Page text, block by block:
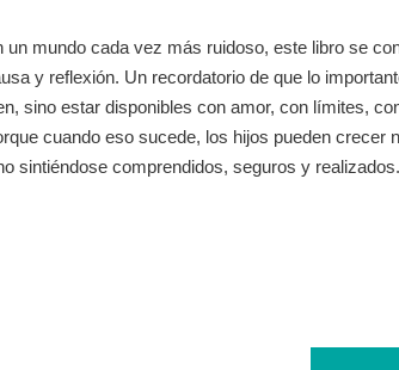
un mundo cada vez más ruidoso, este libro se
y reflexión. Un recordatorio de que lo
sino estar disponibles con amor, con límites,
cuando eso sucede, los hijos pueden crecer
sintiéndose comprendidos, seguros y realizados.